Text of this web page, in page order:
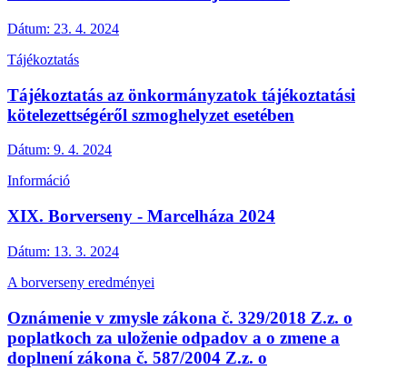
Dátum: 23. 4. 2024
Tájékoztatás
Tájékoztatás az önkormányzatok tájékoztatási
kötelezettségéről szmoghelyzet esetében
Dátum: 9. 4. 2024
Információ
XIX. Borverseny - Marcelháza 2024
Dátum: 13. 3. 2024
A borverseny eredményei
Oznámenie v zmysle zákona č. 329/2018 Z.z. o
poplatkoch za uloženie odpadov a o zmene a
doplnení zákona č. 587/2004 Z.z. o